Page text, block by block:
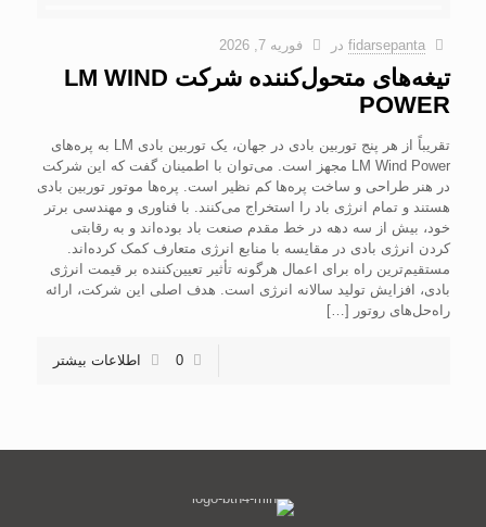
fidarsepanta در فوریه 7, 2026
تیغه‌های متحول‌کننده شرکت LM WIND
POWER
تقریباً از هر پنج توربین بادی در جهان، یک توربین بادی LM به پره‌های
LM Wind Power مجهز است. می‌توان با اطمینان گفت که این شرکت
در هنر طراحی و ساخت پره‌ها کم نظیر است. پره‌ها موتور توربین بادی
هستند و تمام انرژی باد را استخراج می‌کنند. با فناوری و مهندسی برتر
خود، بیش از سه دهه در خط مقدم صنعت باد بوده‌اند و به رقابتی
کردن انرژی بادی در مقایسه با منابع انرژی متعارف کمک کرده‌اند.
مستقیم‌ترین راه برای اعمال هرگونه تأثیر تعیین‌کننده بر قیمت انرژی
بادی، افزایش تولید سالانه انرژی است. هدف اصلی این شرکت، ارائه
راه‌حل‌های روتور
[…]
0 اطلاعات بیشتر